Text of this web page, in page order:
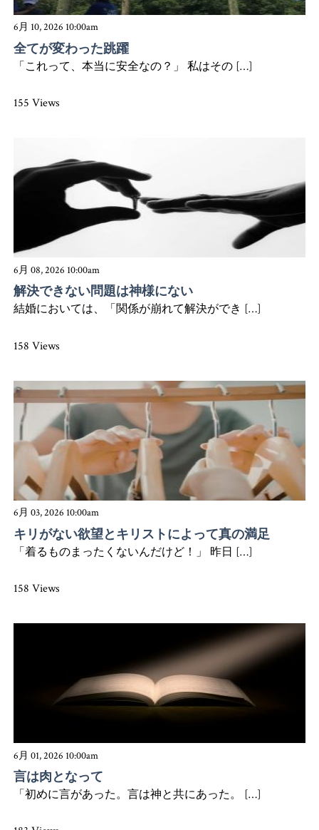
6月 10, 2026 10:00am
全てが変わった跳躍
「これって、本当に安全なの？」 私はその […]
155 Views
6月 08, 2026 10:00am
解決できない問題は神様にない
結婚においては、「関係が崩れて解決ができ […]
158 Views
6月 03, 2026 10:00am
キリがない欲望とキリストによって真の満足
「着るものまったくないんだけど！」 昨日 […]
158 Views
6月 01, 2026 10:00am
言は肉となって
「初めに言があった。言は神と共にあった。 […]